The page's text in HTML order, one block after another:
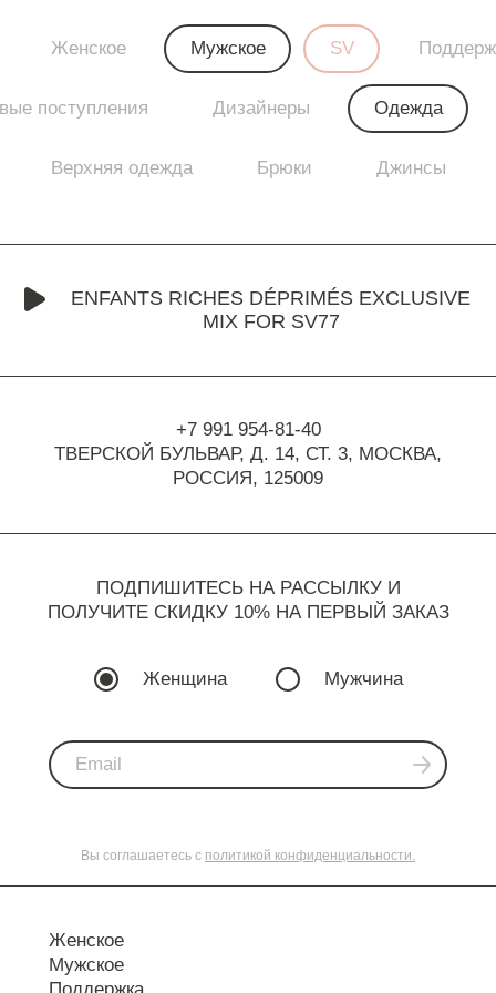
Женское Мужское SV
поступления Дизайнеры Одежда
Верхняя одежда Брюки Джинсы
ENFANTS RICHES DÉPRIMÉS EXCLUSIVE
MIX FOR SV77
+7 991 954-81-40
ТВЕРСКОЙ БУЛЬВАР, Д. 14, СТ. 3, МОСКВА,
РОССИЯ, 125009
ПОДПИШИТЕСЬ НА РАССЫЛКУ И
ПОЛУЧИТЕ СКИДКУ 10% НА ПЕРВЫЙ ЗАКАЗ
Женщина Мужчина
Вы соглашаетесь с политикой конфиденциальности.
Женское
Мужское